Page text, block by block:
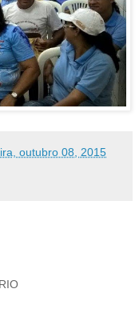
outubro 08, 2015